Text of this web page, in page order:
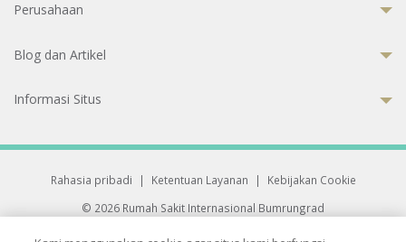
Perusahaan
Blog dan Artikel
Informasi Situs
Rahasia pribadi | Ketentuan Layanan |
Kebijakan Cookie
© 2026 Rumah Sakit Internasional Bumrungrad